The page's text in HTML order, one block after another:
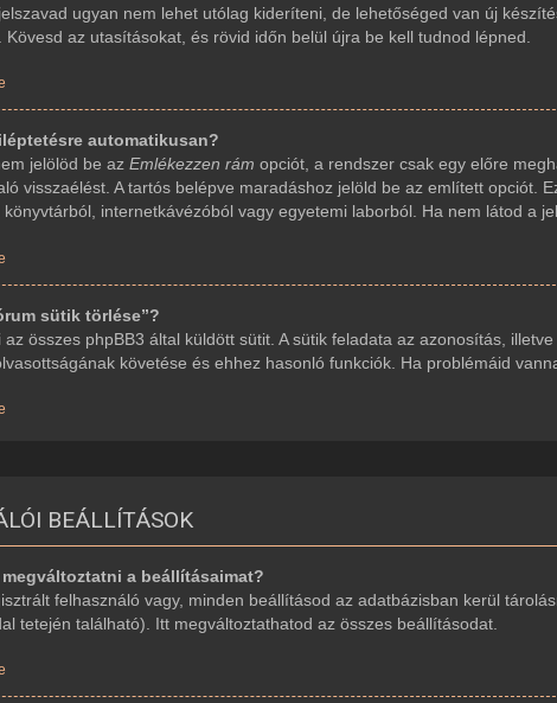
ugyan nem lehet utólag kideríteni, de lehetőséged van új
Kövesd az utasításokat, és rövid időn belül újra be kell tudnod lépned.
automatikusan?
jelölöd be azEmlékezzen rám opciót, a rendszer csak egy előre
visszaélést. A tartós belépve maradáshoz jelöld be az említett opciót.
internetkávézóból vagy egyetemi laborból. Ha nem látod a
sütik törlése”?
az összes phpBB3 által küldött sütit. A sütik feladata az azonosítás,
követése és ehhez hasonló funkciók. Ha problémáid
BEÁLLÍTÁSOK
a beállításaimat?
felhasználó vagy, minden beállításod az adatbázisban kerül
tetején található). Itt megváltoztathatod az összes beállításodat.